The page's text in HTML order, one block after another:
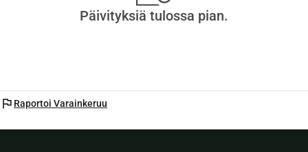
Päivityksiä tulossa pian.
flag Raportoi Varainkeruu